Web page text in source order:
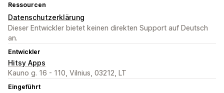
Ressourcen
Datenschutzerklärung
Dieser Entwickler bietet keinen direkten Support auf Deutsch
an.
Entwickler
Hitsy Apps
Kauno g. 16 - 110, Vilnius, 03212, LT
Eingeführt